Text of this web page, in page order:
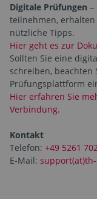
Digitale Prüfungen –
teilnehmen, erhalten
nützliche Tipps.
Hier geht es zur
Sollten Sie eine
schreiben, beachten
Prüfungsplattform
Hier erfahren Sie
Verbindung.
Kontakt
Telefon: +49 5261
E-Mail: